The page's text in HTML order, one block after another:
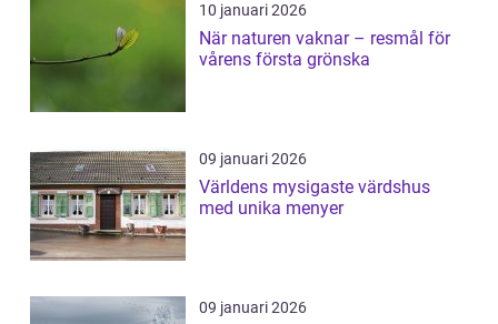
10 januari 2026
När naturen vaknar – resmål för
vårens första grönska
09 januari 2026
Världens mysigaste värdshus
med unika menyer
09 januari 2026